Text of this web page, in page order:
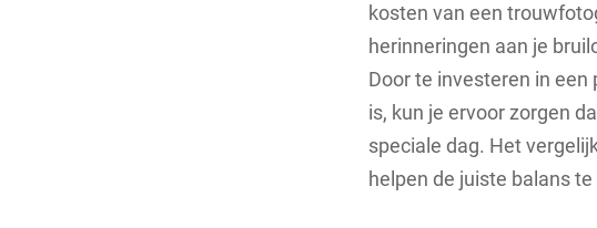
kosten van een
herinneringen aan je
Door te investeren in
is, kun je ervoor zorgen
speciale dag. Het
helpen de juiste balans